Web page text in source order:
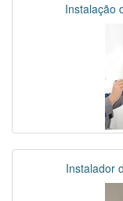
Instalação
Instalador